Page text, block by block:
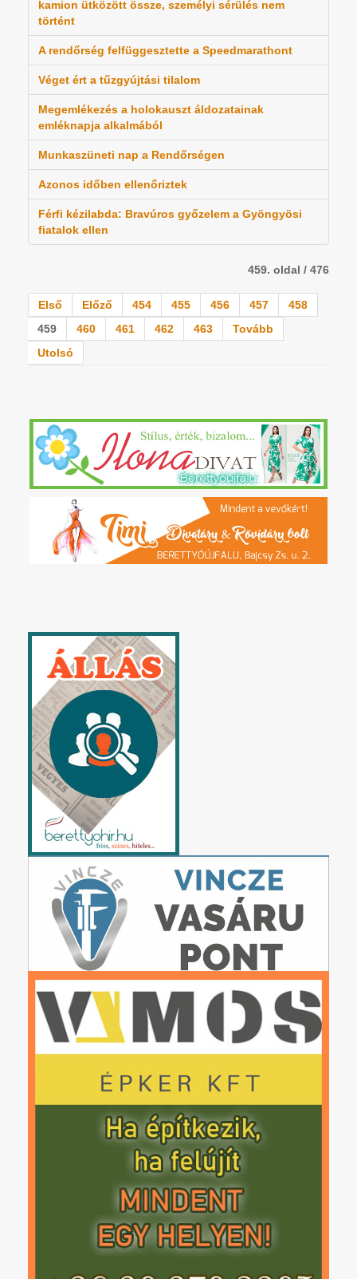
kamion ütközött össze, személyi sérülés nem
történt
A rendőrség felfüggesztette a Speedmarathont
Véget ért a tűzgyújtási tilalom
Megemlékezés a holokauszt áldozatainak
emléknapja alkalmából
Munkaszüneti nap a Rendőrségen
Azonos időben ellenőriztek
Férfi kézilabda: Bravúros győzelem a Gyöngyösi
fiatalok ellen
459. oldal / 476
Első Előző 454 455 456 457
458
459
460 461 462 463
Tovább
Utolsó